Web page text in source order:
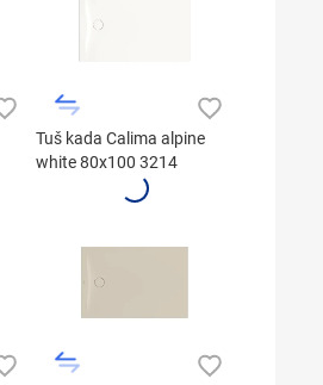
Tuš kada Calima alpine
white 80x100 3214